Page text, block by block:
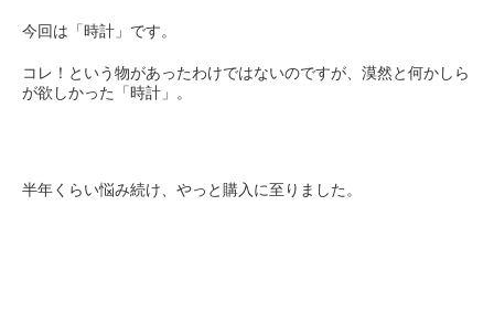
今回は「時計」です。
コレ！という物があったわけではないのですが、漠然と何かしら
が欲しかった「時計」。
半年くらい悩み続け、やっと購入に至りました。